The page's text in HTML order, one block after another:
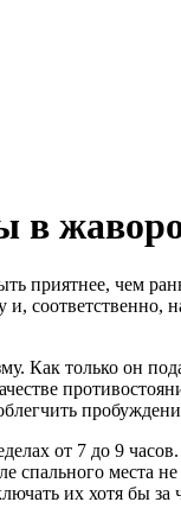
в
приятнее, чем
соответственно,
Как только он
от 7 до 9
места
их хотя бы за